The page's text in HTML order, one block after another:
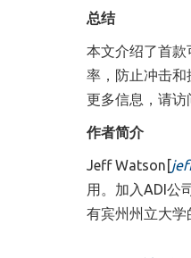
总结
本文介绍了首
率，防止冲击和
更多信息，请访
作者简介
Jeff Watson[
用。加入ADI公
有宾州州立大学